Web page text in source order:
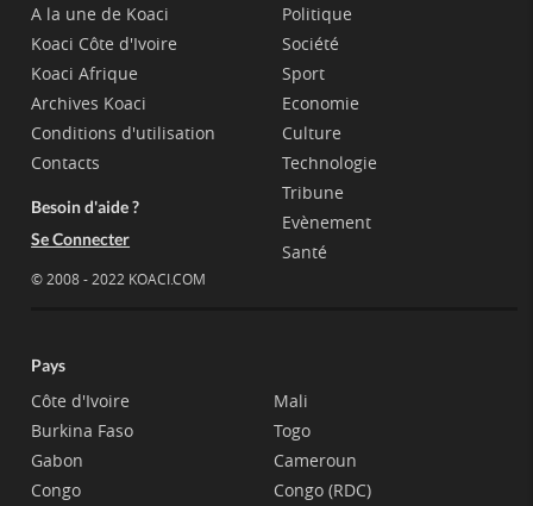
A la une de Koaci
Koaci Côte d'Ivoire
Koaci Afrique
Archives Koaci
Conditions d'utilisation
Contacts
Besoin d'aide ?
Se Connecter
© 2008 - 2022 KOACI.COM
Politique
Société
Sport
Economie
Culture
Technologie
Tribune
Evènement
Santé
Pays
Côte d'Ivoire
Burkina Faso
Gabon
Congo
Mali
Togo
Cameroun
Congo (RDC)